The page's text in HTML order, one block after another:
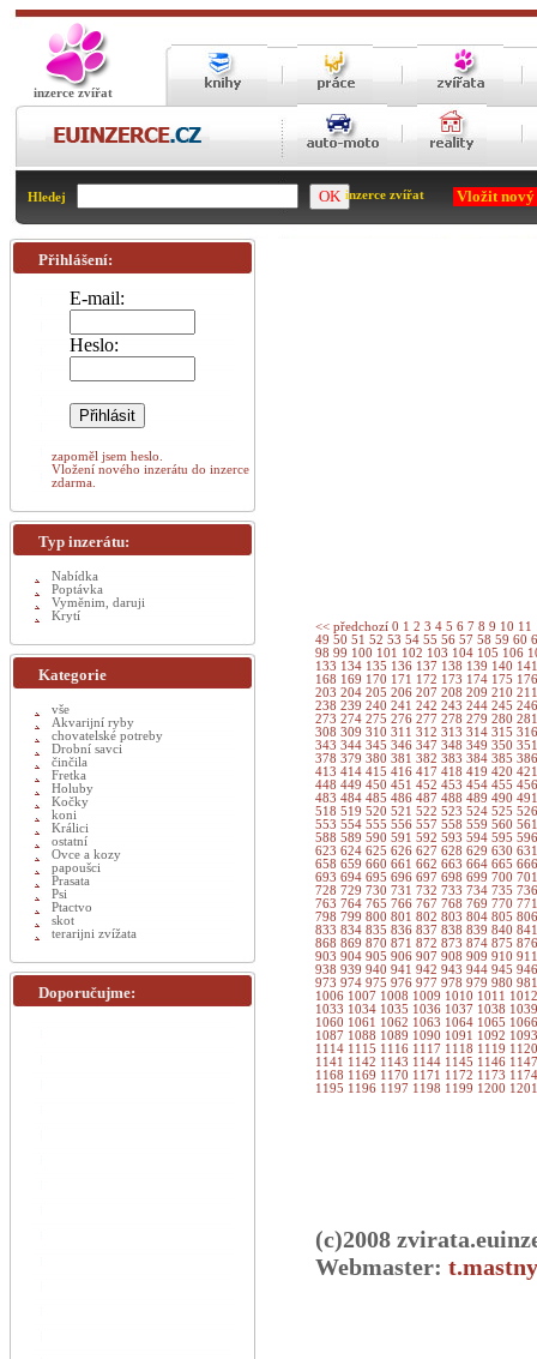
inzerce zvířat
Hledej inzerce zvířat Vložit
<< předchozí 0 1 2 3 4 5 6 7 8 9 10 11
49 50 51 52 53 54 55 56 57 58 59 60
98 99 100 101 102 103 104 105 106
133 134 135 136 137 138 139 140
168 169 170 171 172 173 174 175
203 204 205 206 207 208 209 210
238 239 240 241 242 243 244 245
273 274 275 276 277 278 279 280
308 309 310 311 312 313 314 315
343 344 345 346 347 348 349 350
378 379 380 381 382 383 384 385
413 414 415 416 417 418 419 420
448 449 450 451 452 453 454 455
483 484 485 486 487 488 489 490
518 519 520 521 522 523 524 525
553 554 555 556 557 558 559 560
588 589 590 591 592 593 594 595
623 624 625 626 627 628 629 630
658 659 660 661 662 663 664 665
693 694 695 696 697 698 699 700
728 729 730 731 732 733 734 735
763 764 765 766 767 768 769 770
798 799 800 801 802 803 804 805
833 834 835 836 837 838 839 840
868 869 870 871 872 873 874 875
903 904 905 906 907 908 909 910
938 939 940 941 942 943 944 945
973 974 975 976 977 978 979 980
1006 1007 1008 1009 1010 1011
1033 1034 1035 1036 1037 1038
1060 1061 1062 1063 1064 1065
1087 1088 1089 1090 1091 1092
1114 1115 1116 1117 1118 1119
1141 1142 1143 1144 1145 1146
1168 1169 1170 1171 1172 1173
1195 1196 1197 1198 1199 1200
(c)2008
Webmaster:
Přihlášení:
E-mail:
Heslo:
zapoměl jsem heslo.
Vložení nového inzerátu do inzerce
zdarma.
Typ inzerátu:
Nabídka
Poptávka
Vyměnim, daruji
Krytí
Kategorie
vše
Akvarijní ryby
chovatelské potreby
Drobní savci
činčila
Fretka
Holuby
Kočky
koni
Králici
ostatní
Ovce a kozy
papoušci
Prasata
Psi
Ptactvo
skot
terarijni zvížata
Doporučujme: